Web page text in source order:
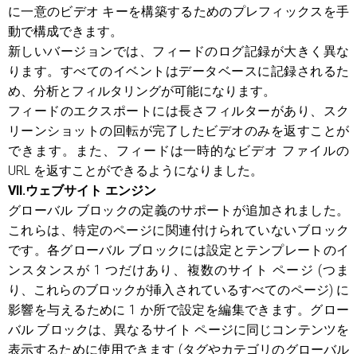
に一意のビデオ キーを構築するためのプレフィックスを手
動で構成できます。
新しいバージョンでは、フィードのログ記録が大きく異な
ります。すべてのイベントはデータベースに記録されるた
め、分析とフィルタリングが可能になります。
フィードのエクスポートには長さフィルターがあり、スク
リーンショットの回転が完了したビデオのみを返すことが
できます。また、フィードは一時的なビデオ ファイルの
URL を返すことができるようになりました。
VII.ウェブサイト エンジン
グローバル ブロックの定義のサポートが追加されました。
これらは、特定のページに関連付けられていないブロック
です。各グローバル ブロックには設定とテンプレートのイ
ンスタンスが 1 つだけあり、複数のサイト ページ (つま
り、これらのブロックが挿入されているすべてのページ) に
影響を与えるために 1 か所で設定を編集できます。グロー
バル ブロックは、異なるサイト ページに同じコンテンツを
表示するために使用できます (タグやカテゴリのグローバル